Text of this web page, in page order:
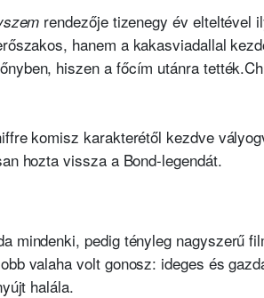
rendezője tizenegy év elteltével
hanem a kakasviadallal
hiszen a főcím utánra tették.
komisz karakterétől kezdve
hozta vissza a Bond-legendát.
mindenki, pedig tényleg nagyszerű
valaha volt gonosz: ideges és
halála.